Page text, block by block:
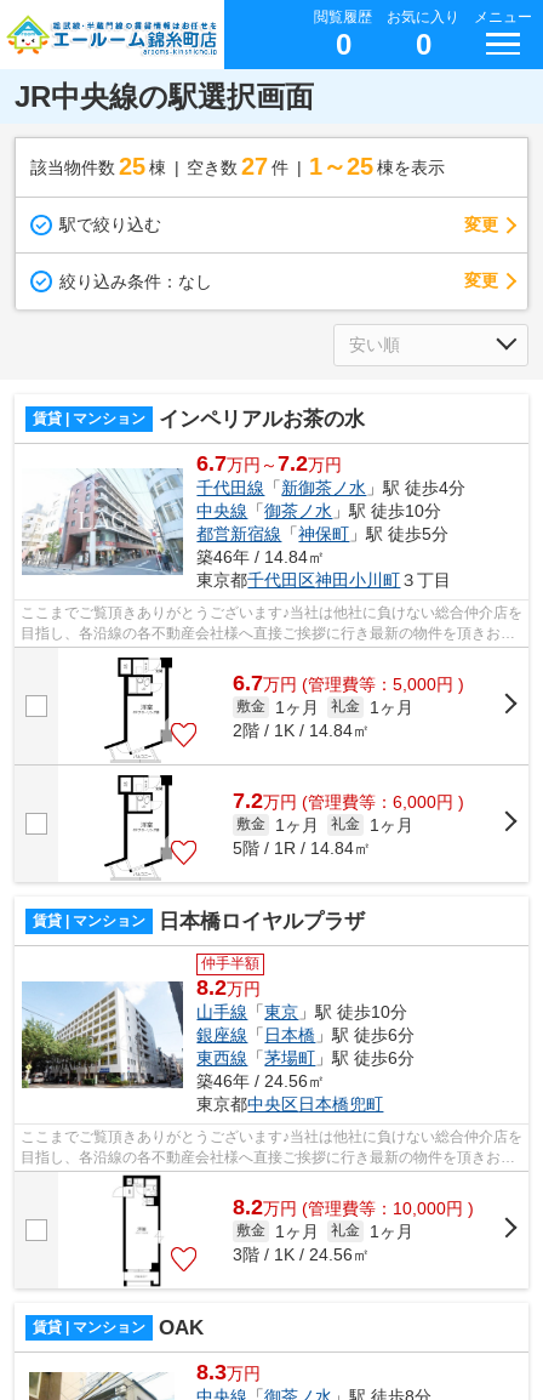
閲覧履歴
0
お気に入り
0
メニュー
JR中央線の駅選択画面
該当物件数 25棟 空き数 27 件 1～25 棟を表示
駅で絞り込む 変更
絞り込み条件： なし 変更
賃貸 | マンション インペリアルお茶の水
6.7万円～7.2万円
千代田線 「新御茶ノ水 」駅 徒歩4分
中央線 「御茶ノ水 」駅 徒歩10分
都営新宿線 「神保町 」駅 徒歩5分
築46年 / 14.84㎡
東京都千代田区神田小川町３丁目
ここまでご覧頂きありがとうございます♪当社は他社に負けない総合仲介店を
目指し、各沿線の各不動産会社様へ直接ご挨拶に行き最新の物件を頂きお客
様へ提供しております！最新の情報は...
6.7万円 (管理費等：5,000円 )
敷金 1ヶ月 礼金
1ヶ月
2階 / 1K / 14.84㎡
7.2万円 (管理費等：6,000円 )
敷金 1ヶ月 礼金
1ヶ月
5階 / 1R / 14.84㎡
賃貸 | マンション 日本橋ロイヤルプラザ
仲手半額
8.2万円
山手線 「東京 」駅 徒歩10分
銀座線 「 日本橋 」駅 徒歩6分
東西線 「茅場町 」駅 徒歩6分
築46年 / 24.56㎡
東京都中央区日本橋兜町
ここまでご覧頂きありがとうございます♪当社は他社に負けない総合仲介店を
目指し、各沿線の各不動産会社様へ直接ご挨拶に行き最新の物件を頂きお客
様へ提供しております！最新の情報は...
8.2万円 (管理費等：10,000円 )
敷金 1ヶ月 礼金
1ヶ月
3階 / 1K / 24.56㎡
賃貸 | マンション OAK
8.3万円